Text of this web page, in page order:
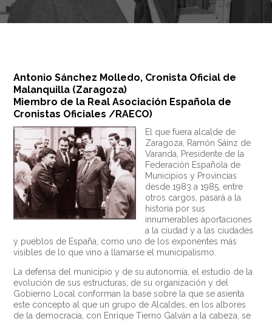
Antonio Sánchez Molledo, Cronista Oficial de
Malanquilla (Zaragoza)
Miembro de la Real Asociación Española de
Cronistas Oficiales /RAECO)
El que fuera alcalde de
Zaragoza, Ramón Sáinz de
Varanda, Presidente de la
Federación Española de
Municipios y Provincias
desde 1983 a 1985, entre
otros cargos, pasará a la
historia por sus
innumerables aportaciones
a la ciudad y a las ciudades
y pueblos de España, como uno de los exponentes más
visibles de lo que vino a llamarse el municipalismo.
La defensa del municipio y de su autonomía, el estudio de la
evolución de sus estructuras, de su organización y del
Gobierno Local conforman la base sobre la que se asienta
este concepto al que un grupo de Alcaldes, en los albores
de la democracia, con Enrique Tierno Galván a la cabeza, se